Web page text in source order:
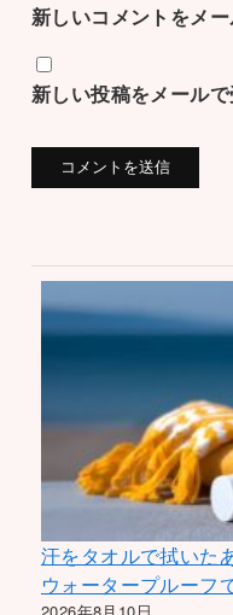
新しいコメントをメ
新しい投稿をメール
汗をタオルで拭いた
ウォータープルーフ